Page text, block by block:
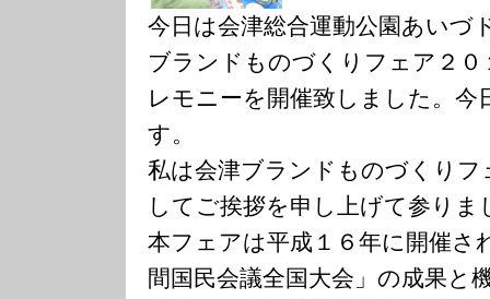
今日は会津総合運動公園あいづ
ブランドものづくりフェア２
レモニーを開催致しました。今
す。
私は会津ブランドものづくりフ
してご挨拶を申し上げて参りま
本フェアは平成１６年に開催さ
間国民会議全国大会」の成果と